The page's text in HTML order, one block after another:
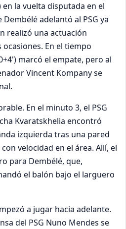
la vuelta disputada en el
adelantó al PSG ya
realizó una actuación
En el tiempo
marcó el empate, pero al
Vincent Kompany se
En el minuto 3, el PSG
Kvaratskhelia encontró
izquierda tras una pared
velocidad en el área. Allí, el
para Dembélé, que,
el balón bajo el larguero
a jugar hacia adelante.
del PSG Nuno Mendes se